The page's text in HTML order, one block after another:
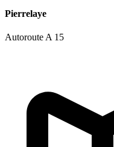
Pierrelaye
Autoroute A 15